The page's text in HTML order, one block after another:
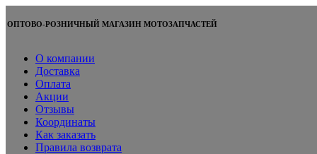
ОПТОВО-РОЗНИЧНЫЙ МАГАЗИН МОТОЗАПЧАСТЕЙ
О компании
Доставка
Оплата
Акции
Отзывы
Координаты
Как заказать
Правила возврата